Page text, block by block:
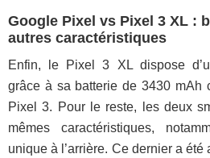
Google Pixel vs Pixel 3 XL :
autres caractéristiques
Enfin, le Pixel 3 XL dispose
grâce à sa batterie de 3430 mAh
Pixel 3. Pour le reste, les deux
mêmes caractéristiques,
unique à l’arrière. Ce dernier a